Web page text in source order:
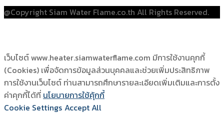
@Copyright Siam Water Flame.co.th All Rights Reserved.
เว็บไซต์ www.heater.siamwaterflame.com มีการใช้งานคุกกี้
(Cookies) เพื่อจัดการข้อมูลส่วนบุคคลและช่วยเพิ่มประสิทธิภาพ
การใช้งานเว็บไซต์ ท่านสามารถศึกษารายละเอียดเพิ่มเติมและการตั้ง
ค่าคุกกี้ได้ที่ นโยบายการใช้คุ้กกี้
Cookie Settings Accept All